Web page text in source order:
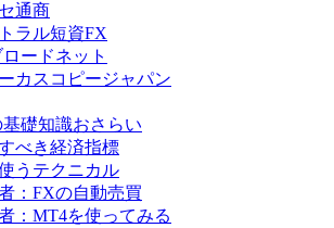
通商
ラル短資FX
ードネット
カスコピージャパン
礎知識おさらい
べき経済指標
うテクニカル
：FXの自動売買
：MT4を使ってみる